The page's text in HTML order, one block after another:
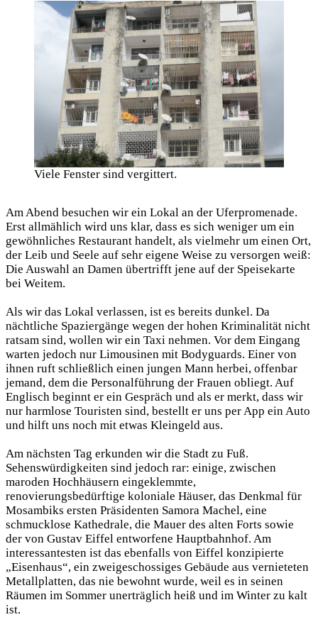
Viele Fenster sind vergittert.
Am Abend besuchen wir ein Lokal an der Uferpromenade.
Erst allmählich wird uns klar, dass es sich weniger um ein
gewöhnliches Restaurant handelt, als vielmehr um einen Ort,
der Leib und Seele auf sehr eigene Weise zu versorgen weiß:
Die Auswahl an Damen übertrifft jene auf der Speisekarte
bei Weitem.
Als wir das Lokal verlassen, ist es bereits dunkel. Da
nächtliche Spaziergänge wegen der hohen Kriminalität nicht
ratsam sind, wollen wir ein Taxi nehmen. Vor dem Eingang
warten jedoch nur Limousinen mit Bodyguards. Einer von
ihnen ruft schließlich einen jungen Mann herbei, offenbar
jemand, dem die Personalführung der Frauen obliegt. Auf
Englisch beginnt er ein Gespräch und als er merkt, dass wir
nur harmlose Touristen sind, bestellt er uns per App ein Auto
und hilft uns noch mit etwas Kleingeld aus.
Am nächsten Tag erkunden wir die Stadt zu Fuß.
Sehenswürdigkeiten sind jedoch rar: einige, zwischen
maroden Hochhäusern eingeklemmte,
renovierungsbedürftige koloniale Häuser, das Denkmal für
Mosambiks ersten Präsidenten Samora Machel, eine
schmucklose Kathedrale, die Mauer des alten Forts sowie
der von Gustav Eiffel entworfene Hauptbahnhof. Am
interessantesten ist das ebenfalls von Eiffel konzipierte
„Eisenhaus“, ein zweigeschossiges Gebäude aus vernieteten
Metallplatten, das nie bewohnt wurde, weil es in seinen
Räumen im Sommer unerträglich heiß und im Winter zu kalt
ist.